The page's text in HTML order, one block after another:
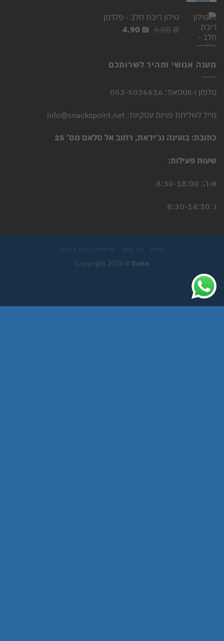
7.00 ₪.
5.90 ₪.
טילון ריבת חלב - פלדמן
6.00₪
המחיר
6.00 ₪.
4.90 ₪
המחיר
4.90 ₪.
מענה אנושי ומהיר לשרותכם
טלפון ו-ווטסאפ: 052-5036616
מייל לשליחת פניות עסקיות: info@snackspoint.net
כתובת: בועינה נג’ידאת, רחוב אל סלאם מס’ 25
שעות פעילות:
א-ה: 8:30-18:00
ו: 8:30-14:30
עלינו צור קשר מדיניות ביטול עסקה
Copyright 2026 © Itekx